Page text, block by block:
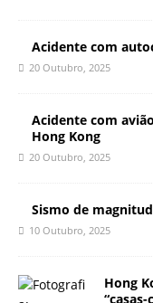
Acidente com
20 Outubro, 2025
Acidente com
Hong Kong
20 Outubro, 2025
Sismo de
10 Outubro, 2025
Hong
“casas-